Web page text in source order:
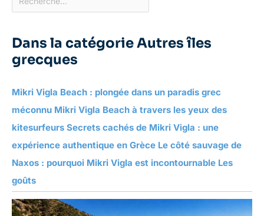
Dans la catégorie Autres îles
grecques
Mikri Vigla Beach : plongée dans un paradis grec
méconnu Mikri Vigla Beach à travers les yeux des
kitesurfeurs Secrets cachés de Mikri Vigla : une
expérience authentique en Grèce Le côté sauvage de
Naxos : pourquoi Mikri Vigla est incontournable Les
goûts